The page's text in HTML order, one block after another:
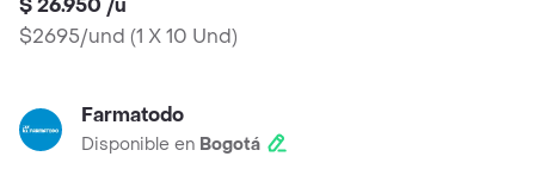
$ 26.950 /u
$2695/und (1 X 10 Und)
Farmatodo
Disponible en Bogotá